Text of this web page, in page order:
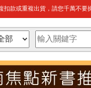
款或重複出貨，請您千萬不要